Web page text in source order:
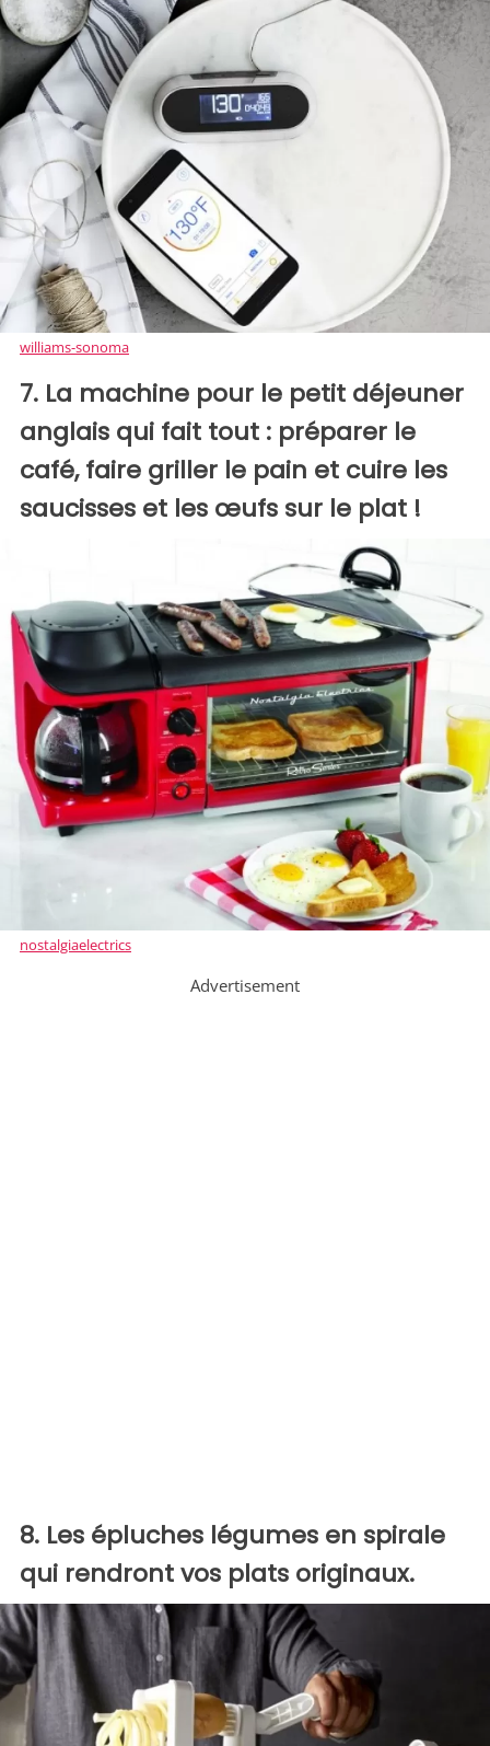
williams-sonoma
7. La machine pour le petit déjeuner
anglais qui fait tout : préparer le
café, faire griller le pain et cuire les
saucisses et les œufs sur le plat !
nostalgiaelectrics
Advertisement
8. Les épluches légumes en spirale
qui rendront vos plats originaux.